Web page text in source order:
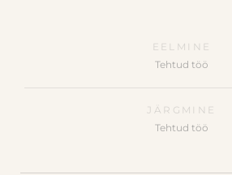
EELMINE
Tehtud töö
JÄRGMINE
Tehtud töö